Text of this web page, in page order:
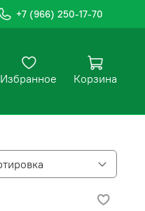
+7 (966) 250-17-70
Избранное Корзина